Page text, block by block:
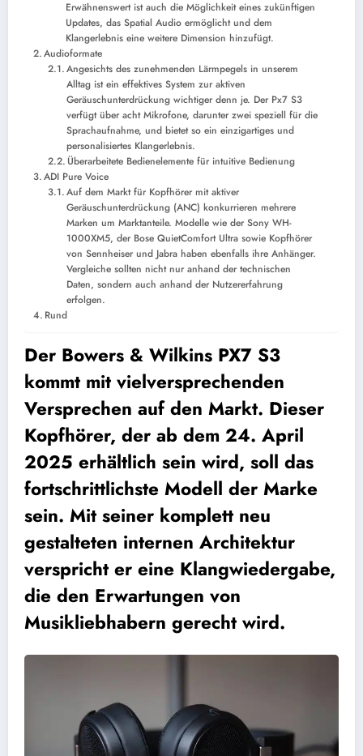
Erwähnenswert ist auch die Möglichkeit eines zukünftigen
Updates, das Spatial Audio ermöglicht und dem
Klangerlebnis eine weitere Dimension hinzufügt.
Audioformate
Angesichts des zunehmenden Lärmpegels in unserem
Alltag ist ein effektives System zur aktiven
Geräuschunterdrückung wichtiger denn je. Der Px7 S3
verfügt über acht Mikrofone, darunter zwei speziell für die
Sprachaufnahme, und bietet so ein einzigartiges und
personalisiertes Klangerlebnis.
Überarbeitete Bedienelemente für intuitive Bedienung
ADI Pure Voice
Auf dem Markt für Kopfhörer mit aktiver
Geräuschunterdrückung (ANC) konkurrieren mehrere
Marken um Marktanteile. Modelle wie der Sony WH-
1000XM5, der Bose QuietComfort Ultra sowie Kopfhörer
von Sennheiser und Jabra haben ebenfalls ihre Anhänger.
Vergleiche sollten nicht nur anhand der technischen
Daten, sondern auch anhand der Nutzererfahrung
erfolgen.
Rund
Der Bowers & Wilkins PX7 S3
kommt mit vielversprechenden
Versprechen auf den Markt. Dieser
Kopfhörer, der ab dem 24. April
2025 erhältlich sein wird, soll das
fortschrittlichste Modell der Marke
sein. Mit seiner komplett neu
gestalteten internen Architektur
verspricht er eine Klangwiedergabe,
die den Erwartungen von
Musikliebhabern gerecht wird.